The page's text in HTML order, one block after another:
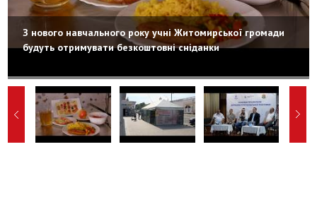
З нового навчального року учні Житомирської громади
будуть отримувати безкоштовні сніданки